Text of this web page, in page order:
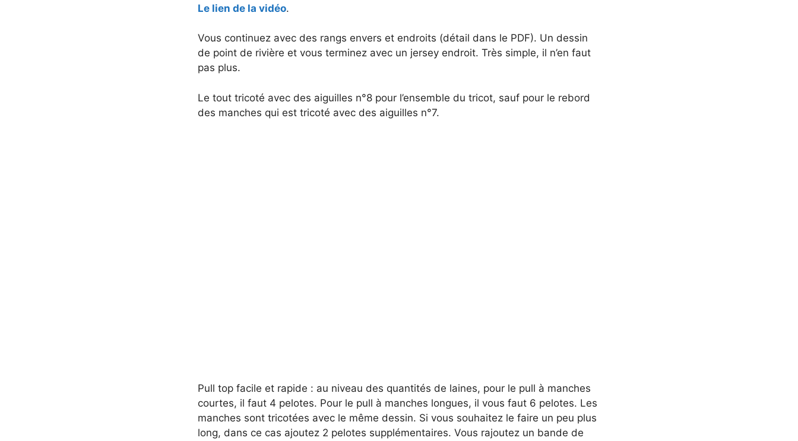
Le lien de la vidéo.
Vous continuez avec des rangs envers et endroits (détail dans le PDF). Un dessin
de point de rivière et vous terminez avec un jersey endroit. Très simple, il n’en faut
pas plus.
Le tout tricoté avec des aiguilles n°8 pour l’ensemble du tricot, sauf pour le rebord
des manches qui est tricoté avec des aiguilles n°7.
Pull top facile et rapide : au niveau des quantités de laines, pour le pull à manches
courtes, il faut 4 pelotes. Pour le pull à manches longues, il vous faut 6 pelotes. Les
manches sont tricotées avec le même dessin. Si vous souhaitez le faire un peu plus
long, dans ce cas ajoutez 2 pelotes supplémentaires. Vous rajoutez un bande de